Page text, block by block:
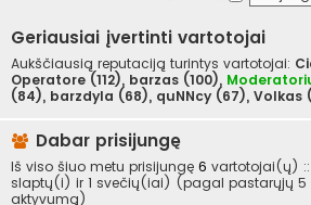
Geriausiai įvertinti vartotojai
Aukščiausią reputaciją turintys vartotojai:
Operatore (112), barzas (100),
(84), barzdyla (68), quNNcy (67), Volkas
Dabar prisijungę
Iš viso šiuo metu prisijungę 6 vartotojai(ų)
slaptų(i) ir 1 svečių(iai) (pagal pastarųjų 5
aktyvumą)